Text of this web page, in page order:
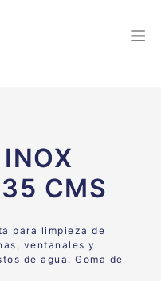
CMS
para limpieza de
ventanales y
deagua.Goma de